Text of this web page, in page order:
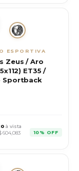
ESPORTIVA
Zeus / Aro
ET35 /
Sportback
à vista
604,083
10% OFF